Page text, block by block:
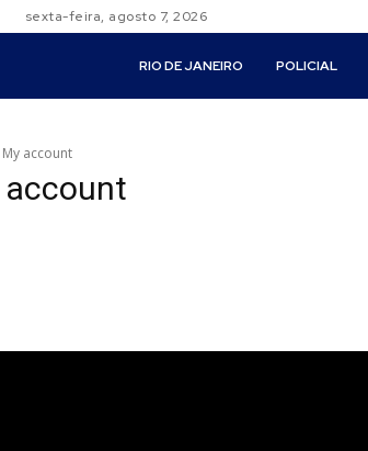
sexta-feira, agosto 7, 2026
RIO DE JANEIRO POLICIAL
My account
account